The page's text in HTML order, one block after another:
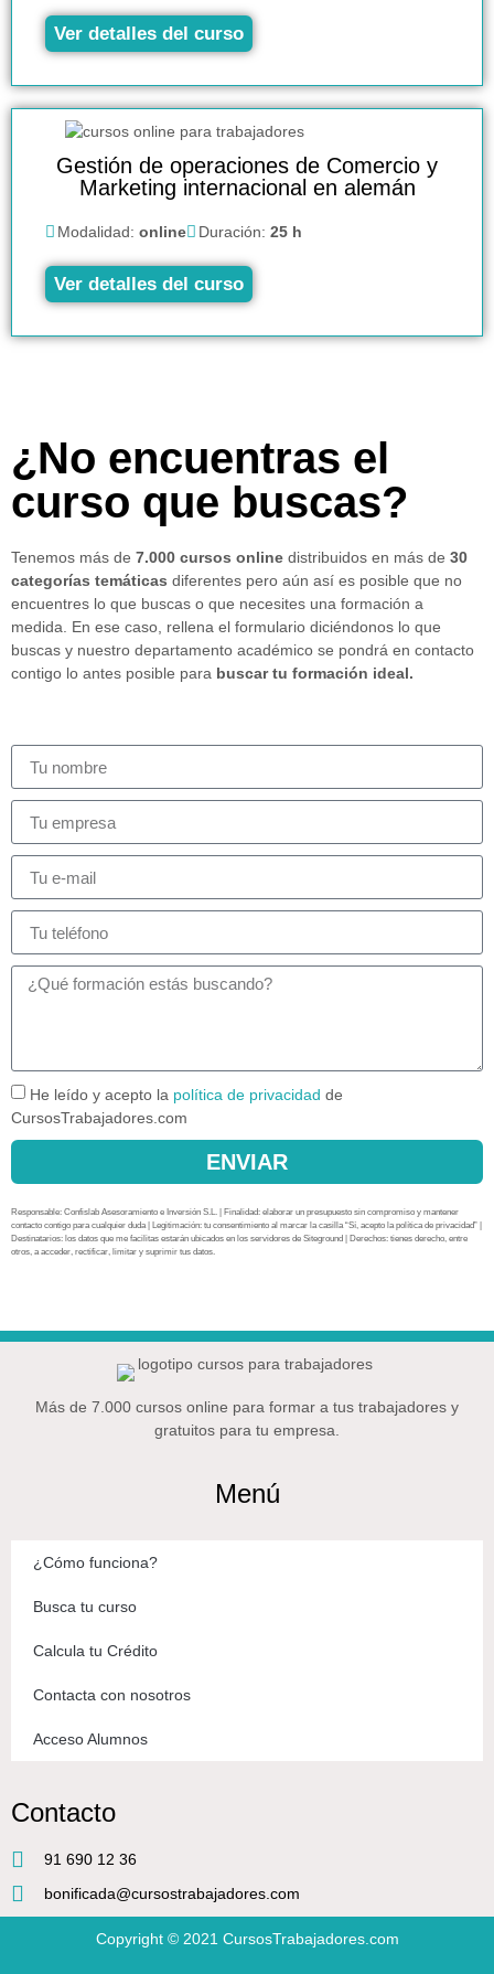
Ver detalles del curso
Gestión de operaciones de Comercio y
Marketing internacional en alemán
Modalidad: online Duración: 25 h
Ver detalles del curso
¿No encuentras el
curso que buscas?
Tenemos más de 7.000 cursos online distribuidos en más de 30
categorías temáticas diferentes pero aún así es posible que no
encuentres lo que buscas o que necesites una formación a
medida. En ese caso, rellena el formulario diciéndonos lo que
buscas y nuestro departamento académico se pondrá en contacto
contigo lo antes posible para buscar tu formación ideal.
He leído y acepto la política de privacidad de
CursosTrabajadores.com
ENVIAR
Responsable: Confislab Asesoramiento e Inversión S.L. | Finalidad: elaborar un presupuesto sin compromiso y mantener
contacto contigo para cualquier duda | Legitimación: tu consentimiento al marcar la casilla “Sí, acepto la política de privacidad” |
Destinatarios: los datos que me facilitas estarán ubicados en los servidores de Siteground | Derechos: tienes derecho, entre
otros, a acceder, rectificar, limitar y suprimir tus datos.
Más de 7.000 cursos online para formar a tus trabajadores y
gratuitos para tu empresa.
Menú
¿Cómo funciona?
Busca tu curso
Calcula tu Crédito
Contacta con nosotros
Acceso Alumnos
Contacto
91 690 12 36
bonificada@cursostrabajadores.com
Copyright © 2021 CursosTrabajadores.com